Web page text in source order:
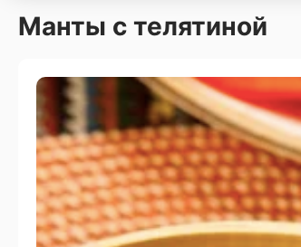
Манты с телятиной